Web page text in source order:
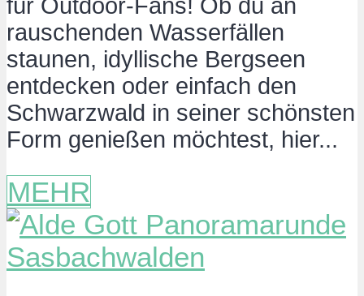
für Outdoor-Fans! Ob du an
rauschenden Wasserfällen
staunen, idyllische Bergseen
entdecken oder einfach den
Schwarzwald in seiner schönsten
Form genießen möchtest, hier...
MEHR